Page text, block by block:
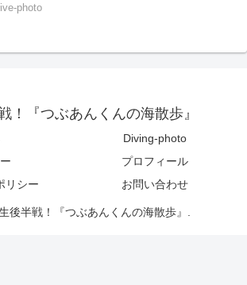
photo
！『つぶあんくんの海散歩』
Diving-photo
プロフィール
リシー
お問い合わせ
後半戦！『つぶあんくんの海散歩』.